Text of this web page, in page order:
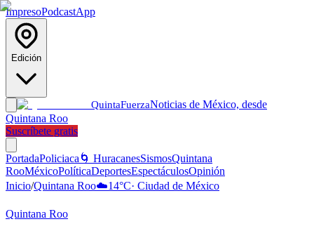
ImpresoPodcastApp
Edición
QuintaFuerzaNoticias de México, desde
Quintana Roo
Suscríbete gratis
PortadaPoliciaca 🌀 HuracanesSismosQuintana
RooMéxicoPolíticaDeportesEspectáculosOpinión
Inicio/Quintana Roo☁️14°C· Ciudad de México
Quintana Roo